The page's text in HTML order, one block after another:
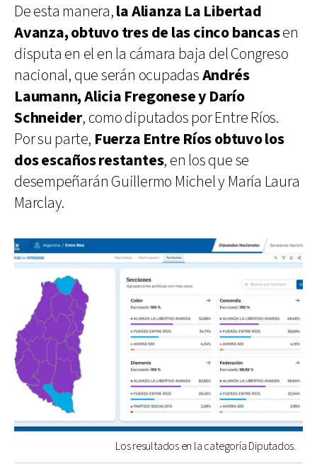
De esta manera,la Alianza La Libertad
Avanza, obtuvo tres de las cinco bancasen
disputa en el en la cámara baja del Congreso
nacional, que serán ocupadasAndrés
Laumann, Alicia Fregonese y Darío
Schneider, como diputados por Entre Ríos.
Por su parte, Fuerza Entre Ríos obtuvo los
dos escaños restantes, en los que se
desempeñarán Guillermo Michel y María Laura
Marclay.
Los resultados en la categoría Diputados.